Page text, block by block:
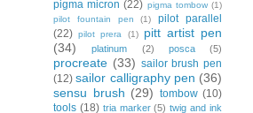
pigma micron (22) pigma tombow (1)
pilot fountain pen
(1)
pilot parallel
(22) pilot prera (1)
pitt artist pen
(34)
platinum (2) posca (5)
procreate (33) sailor brush pen
(12) sailor calligraphy pen (36)
sensu brush (29) tombow (10)
tools (18) tria marker (5) twig and ink